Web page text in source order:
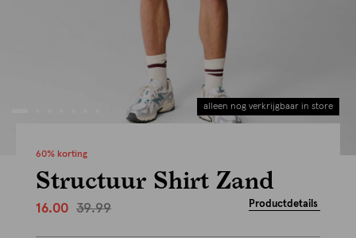
alleen nog verkrijgbaar in store
60% korting
Structuur Shirt Zand
16.00 39.99 Productdetails